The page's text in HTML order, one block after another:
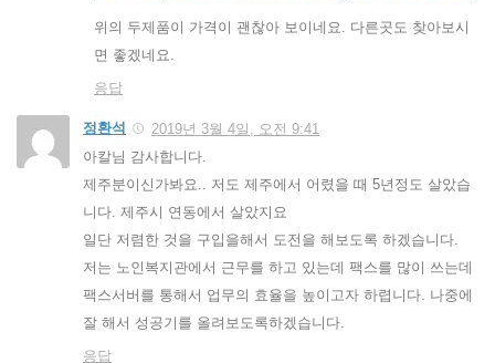
위의 두제품이 가격이 괜찮아 보이네요. 다른곳도 찾아보시
면 좋겠네요.
응답
정환석
2019년 3월 4일, 오전 9:41
아칼님 감사합니다.
제주분이신가봐요.. 저도 제주에서 어렸을 때 5년정도 살았습
니다. 제주시 연동에서 살았지요
일단 저렴한 것을 구입을해서 도전을 해보도록 하겠습니다.
저는 노인복지관에서 근무를 하고 있는데 팩스를 많이 쓰는데
팩스서버를 통해서 업무의 효율을 높이고자 하렵니다. 나중에
잘 해서 성공기를 올려보도록하겠습니다.
응답